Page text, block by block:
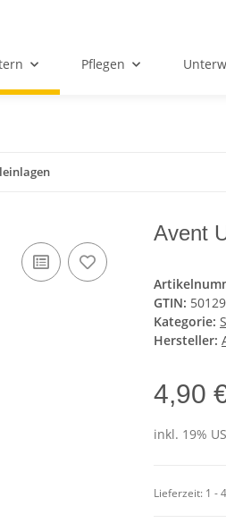
Pflegen
Avent
GTIN:
Kategorie:
Hersteller:
4,90
inkl. 19%
Lieferzeit: 1 -